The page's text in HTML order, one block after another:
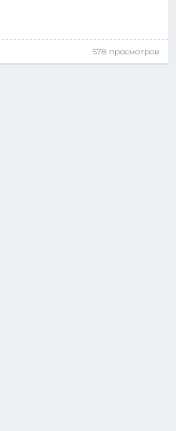
578 просмотров